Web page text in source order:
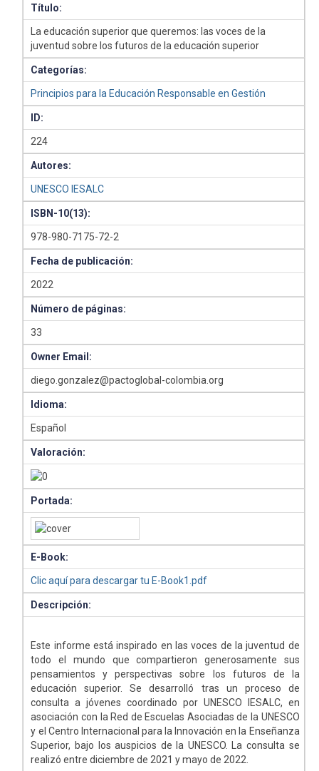
Título:
La educación superior que queremos: las voces de la
juventud sobre los futuros de la educación superior
Categorías:
Principios para la Educación Responsable en Gestión
ID:
224
Autores:
UNESCO IESALC
ISBN-10(13):
978-980-7175-72-2
Fecha de publicación:
2022
Número de páginas:
33
Owner Email:
diego.gonzalez@pactoglobal-colombia.org
Idioma:
Español
Valoración:
Portada:
E-Book:
Clic aquí para descargar tu E-Book1.pdf
Descripción:
Este informe está inspirado en las voces de la juventud de
todo el mundo que compartieron generosamente sus
pensamientos y perspectivas sobre los futuros de la
educación superior. Se desarrolló tras un proceso de
consulta a jóvenes coordinado por UNESCO IESALC, en
asociación con la Red de Escuelas Asociadas de la UNESCO
y el Centro Internacional para la Innovación en la Enseñanza
Superior, bajo los auspicios de la UNESCO. La consulta se
realizó entre diciembre de 2021 y mayo de 2022.